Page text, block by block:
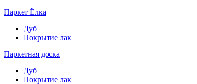
Паркет Ёлка
Дуб
Покрытие лак
Паркетная доска
Дуб
Покрытие лак